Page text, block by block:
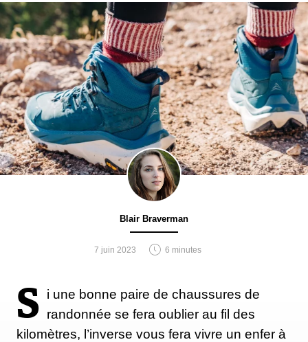
Blair Braverman
7 juin 2023 6 minutes
S i une bonne paire de chaussures de
randonnée se fera oublier au fil des
kilomètres, l’inverse vous fera vivre un enfer à